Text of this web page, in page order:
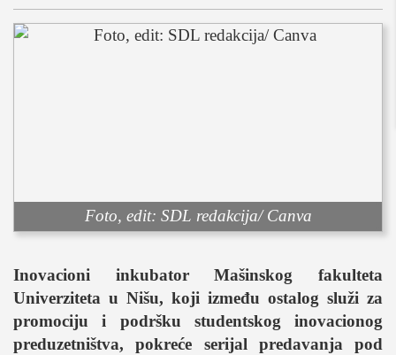
SEKCIJE
rukomet
e-sport
zabava
muzika
putovanja
Foto, edit: SDL redakcija/ Canva
Inovacioni inkubator Mašinskog fakulteta
Univerziteta u Nišu, koji između ostalog služi za
promociju i podršku studentskog inovacionog
preduzetništva, pokreće serijal predavanja pod